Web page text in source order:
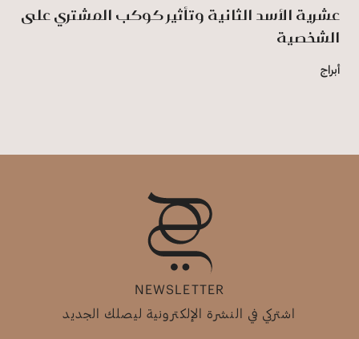
عشرية الأسد الثانية وتأثير كوكب المشتري على
الشخصية
أبراج
NEWSLETTER
اشتركي في النشرة الإلكترونية ليصلك الجديد